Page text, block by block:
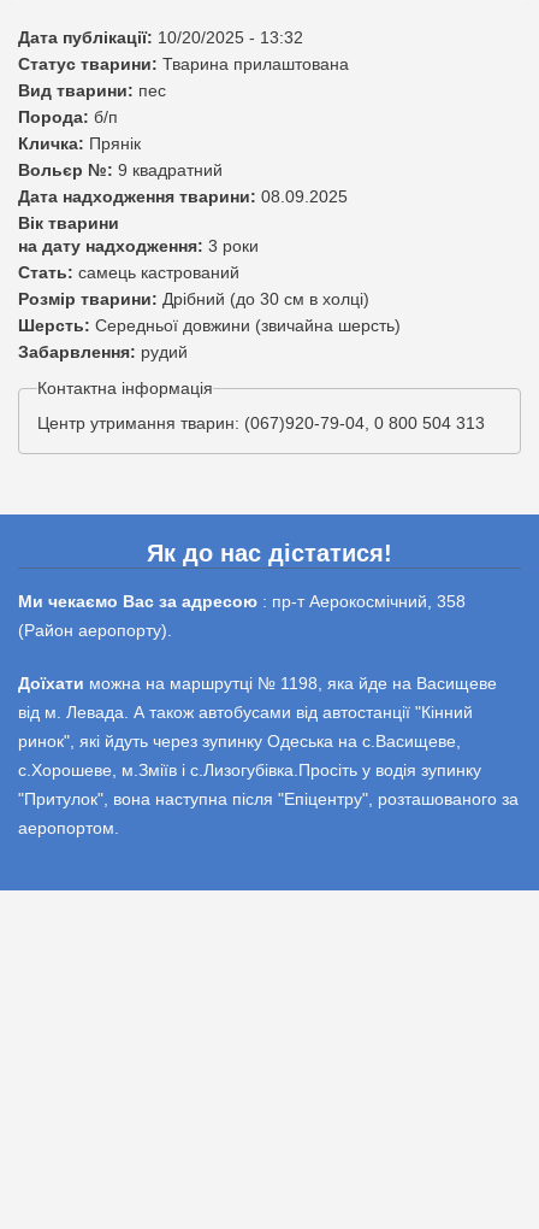
Дата публікації: 10/20/2025 - 13:32
Статус тварини: Тварина прилаштована
Вид тварини: пес
Порода: б/п
Кличка: Прянік
Вольєр №: 9 квадратний
Дата надходження тварини: 08.09.2025
Вік тварини
на дату надходження: 3 роки
Стать: самець кастрований
Розмір тварини: Дрібний (до 30 см в холці)
Шерсть: Середньої довжини (звичайна шерсть)
Забарвлення: рудий
Контактна інформація
Центр утримання тварин: (067)920-79-04, 0 800 504 313
Як до нас дістатися!
Ми чекаємо Вас за адресою : пр-т Аерокосмічний, 358
(Район аеропорту).
Доїхати можна на маршрутці № 1198, яка йде на Васищеве
від м. Левада. А також автобусами від автостанції "Кінний
ринок", які йдуть через зупинку Одеська на с.Васищеве,
с.Хорошеве, м.Зміїв і с.Лизогубівка.Просіть у водія зупинку
"Притулок", вона наступна після "Епіцентру", розташованого за
аеропортом.